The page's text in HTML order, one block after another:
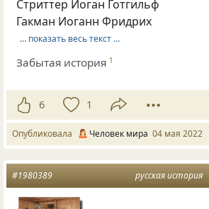
Стриттер Иоган Готгильф
Гакман Иоганн Фридрих
… показать весь текст …
Забытая история 1
6 1
Опубликовала Человек мира 04 мая 2022
русская история
#1980389